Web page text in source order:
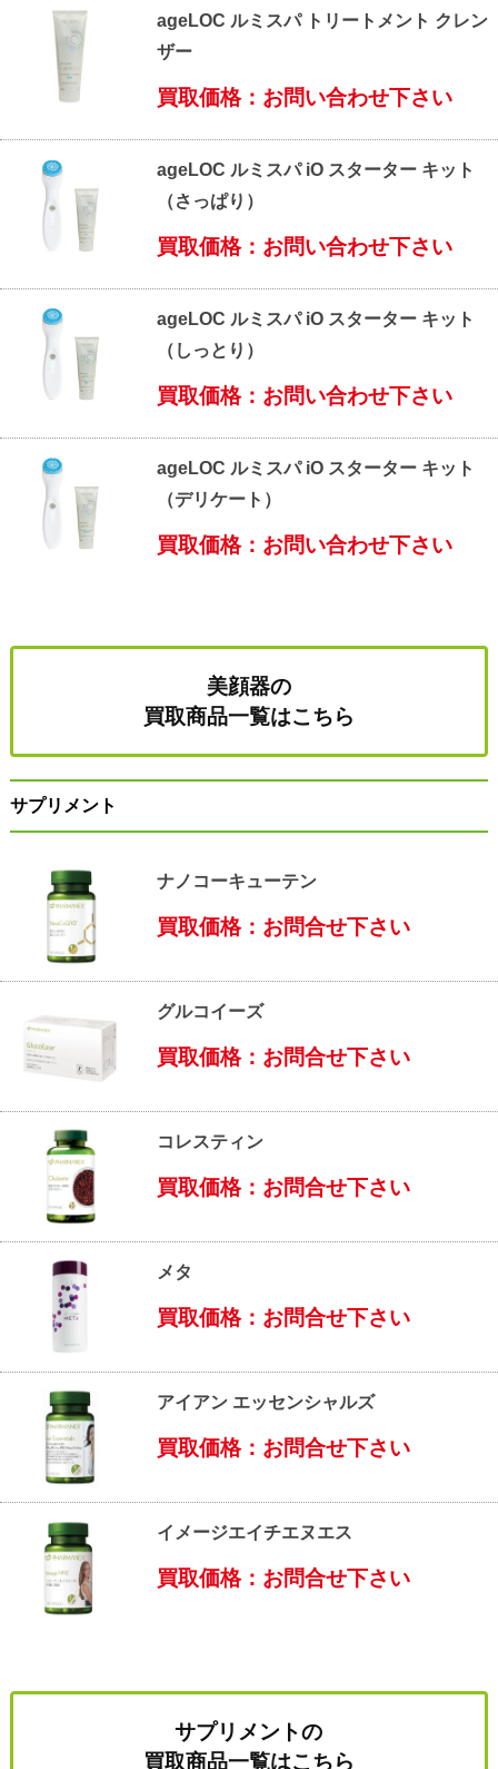
ageLOC ルミスパ トリートメント クレン
ザー
買取価格：お問い合わせ下さい
ageLOC ルミスパ iO スターター キット
（さっぱり）
買取価格：お問い合わせ下さい
ageLOC ルミスパ iO スターター キット
（しっとり）
買取価格：お問い合わせ下さい
ageLOC ルミスパ iO スターター キット
（デリケート）
買取価格：お問い合わせ下さい
美顔器の
買取商品一覧はこちら
サプリメント
ナノコーキューテン
買取価格：お問合せ下さい
グルコイーズ
買取価格：お問合せ下さい
コレスティン
買取価格：お問合せ下さい
メタ
買取価格：お問合せ下さい
アイアン エッセンシャルズ
買取価格：お問合せ下さい
イメージエイチエヌエス
買取価格：お問合せ下さい
サプリメントの
買取商品一覧はこちら